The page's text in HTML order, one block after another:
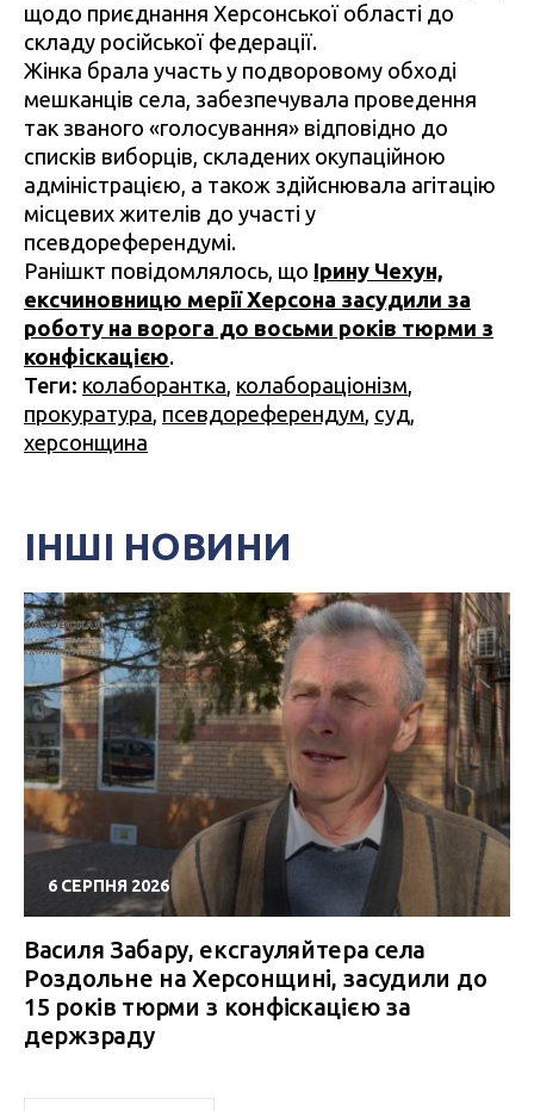
щодо приєднання Херсонської області до
складу російської федерації.
Жінка брала участь у подворовому обході
мешканців села, забезпечувала проведення
так званого «голосування» відповідно до
списків виборців, складених окупаційною
адміністрацією, а також здійснювала агітацію
місцевих жителів до участі у
псевдореферендумі.
Ранішкт повідомлялось, що Ірину Чехун,
ексчиновницю мерії Херсона засудили за
роботу на ворога до восьми років тюрми з
конфіскацією.
Теги: колаборантка, колабораціонізм,
прокуратура, псевдореферендум, суд,
херсонщина
ІНШІ НОВИНИ
6 СЕРПНЯ 2026
Василя Забару, ексгауляйтера села
Роздольне на Херсонщині, засудили до
15 років тюрми з конфіскацією за
держзраду